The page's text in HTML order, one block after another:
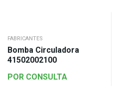
FABRICANTES
Bomba Circuladora
41502002100
POR CONSULTA